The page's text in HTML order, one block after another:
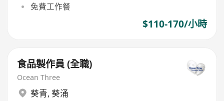
免費工作餐
$110-170/小時
食品製作員 (全職)
Ocean Three
葵青, 葵涌